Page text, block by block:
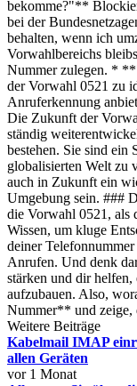
bekomme?"**
bei der
behalten, wenn ich
Vorwahlbereichs
Nummer zulegen. *
der Vorwahl 0521 zu
Anruferkennung
Die Zukunft der
ständig
bestehen. Sie sind ein
globalisierten Welt
auch in Zukunft ein
Umgebung sein. ###
die Vorwahl 0521, als
Wissen, um kluge
deiner
Anrufen. Und denk
stärken und dir
aufzubauen. Also,
Nummer** und zeige,
Weitere Beiträge
Kabelmail IMAP
allen Geräten
vor 1 Monat